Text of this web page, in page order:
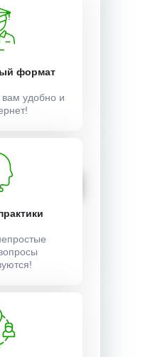
формат
вам удобно и